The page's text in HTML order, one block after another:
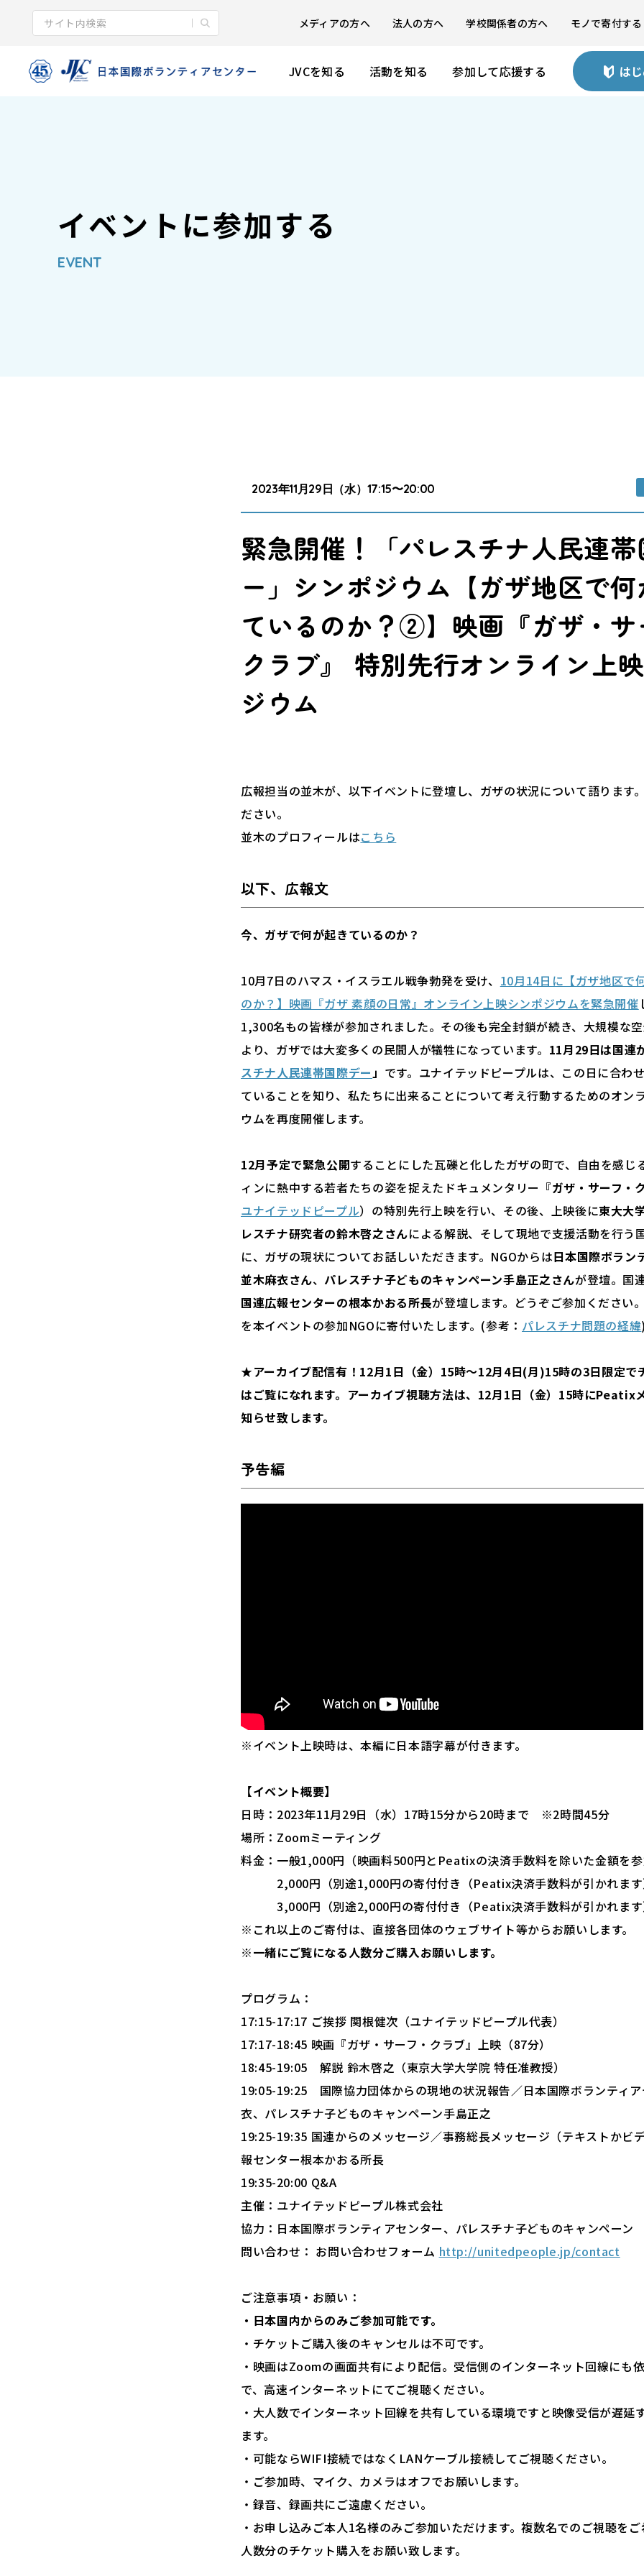
メディアの方へ 法人の方へ 学校関係者の方へ モノで寄付する
JVCを知る 活動を知る 参加して応援する は
イベントに参加する
EVENT
2023年11月29日（水）17:15〜20:00
緊急開催！「パレスチナ人民連
ー」シンポジウム【ガザ地区で何
ているのか？②】映画『ガザ・サ
クラブ』 特別先行オンライン上
ジウム
広報担当の並木が、以下イベントに登壇し、ガザの状況について語ります
ださい。
並木のプロフィールはこちら
以下、広報文
今、ガザで何が起きているのか？
10月7日のハマス・イスラエル戦争勃発を受け、 10月14日に【ガザ地区で
のか？】映画『ガザ 素顔の日常』オンライン上映シンポジウムを緊急開催
1,300名もの皆様が参加されました。その後も完全封鎖が続き、大規模な
より、ガザでは大変多くの民間人が犠牲になっています。 11月29日は国連
スチナ人民連帯国際デー」 です。ユナイテッドピープルは、この日に合わ
ていることを知り、私たちに出来ることについて考え行動するためのオン
ウムを再度開催します。
12月予定で緊急公開することにした瓦礫と化したガザの町で、自由を感じ
ィンに熱中する若者たちの姿を捉えたドキュメンタリー 『ガザ・サーフ・
ユナイテッドピープル）の特別先行上映を行い、その後、上映後に東大大
レスチナ研究者の鈴木啓之さんによる解説、そして現地で支援活動を行う
に、ガザの現状についてお話しいただきます。NGOからは日本国際ボラン
並木麻衣さん、 パレスチナ子どものキャンペーン手島正之さんが登壇。国
国連広報センターの根本かおる所長が登壇します。どうぞご参加ください
を本イベントの参加NGOに寄付いたします。(参考： パレスチナ問題の経緯
★アーカイブ配信有！12月1日（金）15時～12月4日(月)15時の3日限定で
はご覧になれます。アーカイブ視聴方法は、12月1日（金）15時にPeatix
知らせ致します。
予告編
※イベント上映時は、本編に日本語字幕が付きます。
【イベント概要】
日時：2023年11月29日（水）17時15分から20時まで ※2時間45分
場所：Zoomミーティング
料金：一般1,000円（映画料500円とPeatixの決済手数料を除いた金額を参
2,000円（別途1,000円の寄付付き（Peatix決済手数料が引かれます
3,000円（別途2,000円の寄付付き（Peatix決済手数料が引かれます
※これ以上のご寄付は、直接各団体のウェブサイト等からお願いします。
※一緒にご覧になる人数分ご購入お願いします。
プログラム：
17:15-17:17 ご挨拶 関根健次（ユナイテッドピープル代表）
17:17-18:45 映画『ガザ・サーフ・クラブ』上映（87分）
18:45-19:05 解説 鈴木啓之（東京大学大学院 特任准教授）
19:05-19:25 国際協力団体からの現地の状況報告／日本国際ボランティ
衣、パレスチナ子どものキャンペーン手島正之
19:25-19:35 国連からのメッセージ／事務総長メッセージ（テキストかビ
報センター根本かおる所長
19:35-20:00 Q&A
主催：ユナイテッドピープル株式会社
協力：日本国際ボランティアセンター、パレスチナ子どものキャンペーン
問い合わせ： お問い合わせフォーム http://unitedpeople.jp/contact
ご注意事項・お願い：
・日本国内からのみご参加可能です。
・チケットご購入後のキャンセルは不可です。
・映画はZoomの画面共有により配信。受信側のインターネット回線にも
で、高速インターネットにてご視聴ください。
・大人数でインターネット回線を共有している環境ですと映像受信が遅延
ます。
・可能ならWIFI接続ではなくLANケーブル接続してご視聴ください。
・ご参加時、マイク、カメラはオフでお願いします。
・録音、録画共にご遠慮ください。
・お申し込みご本人1名様のみご参加いただけます。複数名でのご視聴をご
人数分のチケット購入をお願い致します。